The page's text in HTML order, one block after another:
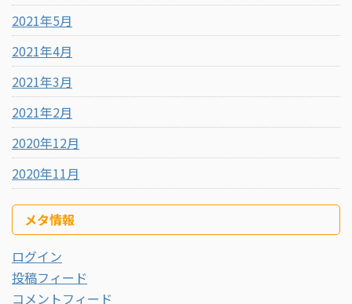
2021年5月
2021年4月
2021年3月
2021年2月
2020年12月
2020年11月
メタ情報
ログイン
投稿フィード
コメントフィード